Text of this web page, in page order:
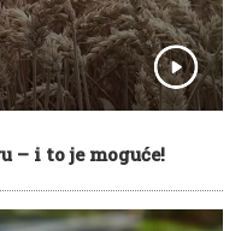
– i to je moguće!